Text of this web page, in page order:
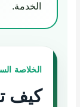
الخدمة.
الخلاصة
كيف